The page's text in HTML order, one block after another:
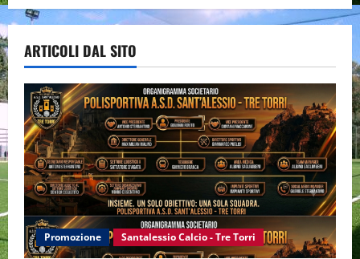
ARTICOLI DAL SITO
Promozione Santalessio Calcio - Tre Torri